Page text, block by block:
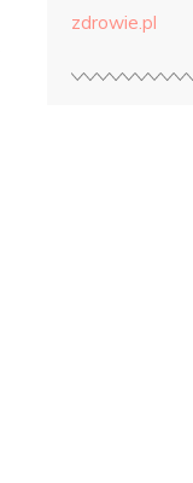
zdrowie.pl